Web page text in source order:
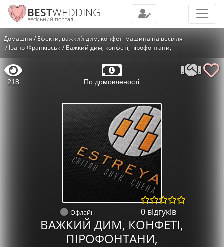
BESTWEDDING
весільний портал
Домашня
Ефекти, важкий дим, конфеті машина на весілля
Івано-Франківськ
Важкий дим, конфеті, пірофонтани,
218 По домовленості
Офлайн 0 відгуків
ВАЖКИЙ ДИМ, КОНФЕТІ,
ПІРОФОНТАНИ,